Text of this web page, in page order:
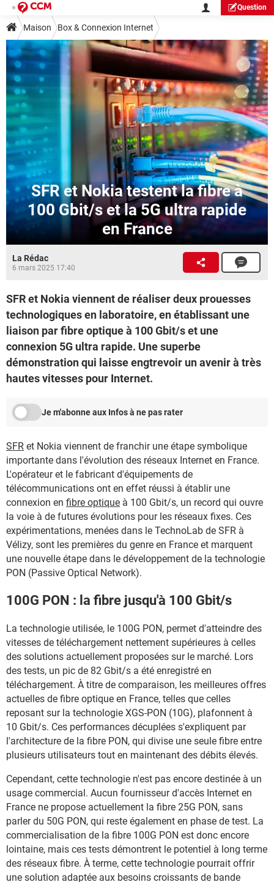
Question
Maison Box & Connexion Internet
SFR et Nokia testent la fibre à
100 Gbit/s et la 5G ultra rapide
en France
La Rédac
6 mars 2025 17:40
SFR et Nokia viennent de réaliser deux prouesses
technologiques en laboratoire, en établissant une
liaison par fibre optique à 100 Gbit/s et une
connexion 5G ultra rapide. Une superbe
démonstration qui laisse engtrevoir un avenir à très
hautes vitesses pour Internet.
Je m'abonne aux Infos à ne pas rater
SFR et Nokia viennent de franchir une étape symbolique
importante dans l'évolution des réseaux Internet en France.
L'opérateur et le fabricant d'équipements de
télécommunications ont en effet réussi à établir une
connexion en fibre optique à 100 Gbit/s, un record qui ouvre
la voie à de futures évolutions pour les réseaux fixes. Ces
expérimentations, menées dans le TechnoLab de SFR à
Vélizy, sont les premières du genre en France et marquent
une nouvelle étape dans le développement de la technologie
PON (Passive Optical Network).
100G PON : la fibre jusqu'à 100 Gbit/s
La technologie utilisée, le 100G PON, permet d'atteindre des
vitesses de téléchargement nettement supérieures à celles
des solutions actuellement proposées sur le marché. Lors
des tests, un pic de 82 Gbit/s a été enregistré en
téléchargement. À titre de comparaison, les meilleures offres
actuelles de fibre optique en France, telles que celles
reposant sur la technologie XGS-PON (10G), plafonnent à
10 Gbit/s. Ces performances décuplées s'expliquent par
l'architecture de la fibre PON, qui divise une seule fibre entre
plusieurs utilisateurs tout en maintenant des débits élevés.
Cependant, cette technologie n'est pas encore destinée à un
usage commercial. Aucun fournisseur d'accès Internet en
France ne propose actuellement la fibre 25G PON, sans
parler du 50G PON, qui reste également en phase de test. La
commercialisation de la fibre 100G PON est donc encore
lointaine, mais ces tests démontrent le potentiel à long terme
des réseaux fibre. À terme, cette technologie pourrait offrir
une solution adaptée aux besoins croissants de bande